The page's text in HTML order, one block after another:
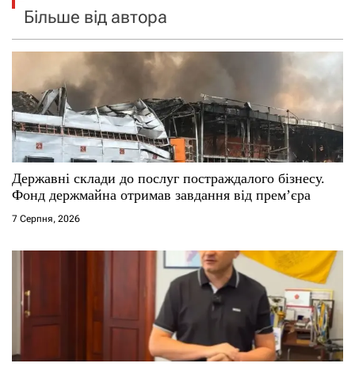
Більше від автора
Державні склади до послуг постраждалого бізнесу.
Фонд держмайна отримав завдання від прем’єра
7 Серпня, 2026